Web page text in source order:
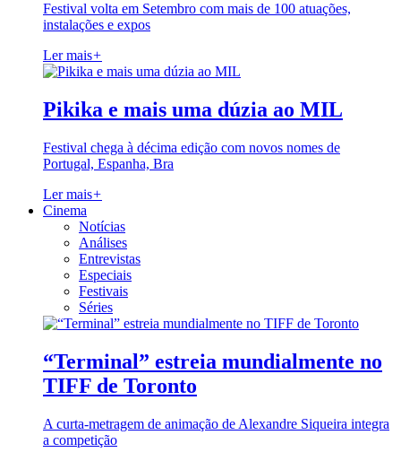
Festival volta em Setembro com mais de 100 atuações,
instalações e expos
Ler mais+
Pikika e mais uma dúzia ao MIL
Festival chega à décima edição com novos nomes de
Portugal, Espanha, Bra
Ler mais+
Cinema
Notícias
Análises
Entrevistas
Especiais
Festivais
Séries
“Terminal” estreia mundialmente no
TIFF de Toronto
A curta-metragem de animação de Alexandre Siqueira integra
a competição